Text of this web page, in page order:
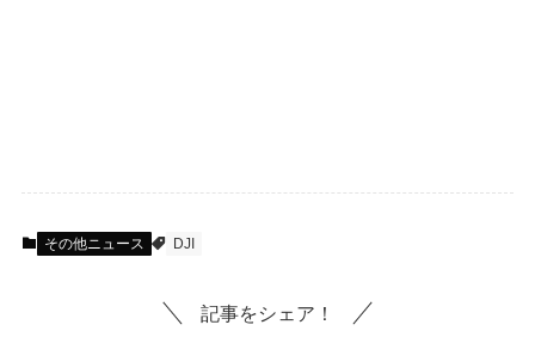
その他ニュース DJI
記事をシェア！